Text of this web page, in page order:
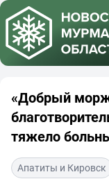
«Добрый
тяжело
Апатиты и Кировск